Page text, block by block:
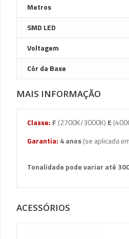
Metros
SMD LED
Voltagem
Côr da Base
MAIS INFORMAÇÃO
Classe: F (2700K/3000K) E
Garantia: 4anos(se aplicada
Tonalidade pode variar até
ACESSÓRIOS